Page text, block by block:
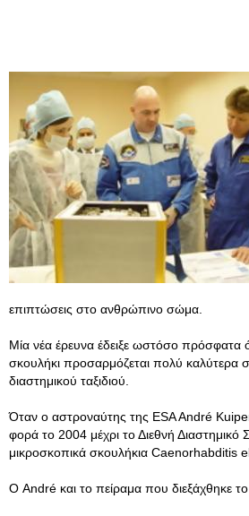
επιπτώσεις στο ανθρώπινο σώμα.
Μία νέα έρευνα έδειξε ωστόσο πρόσφατα
σκουλήκι προσαρμόζεται πολύ καλύτερα
διαστημικού ταξιδιού.
Όταν ο αστροναύτης της ESA André
φορά το 2004 μέχρι το Διεθνή Διαστημικό
μικροσκοπικά σκουλήκια Caenorhabditis
Ο André και το πείραμα που διεξάχθηκε